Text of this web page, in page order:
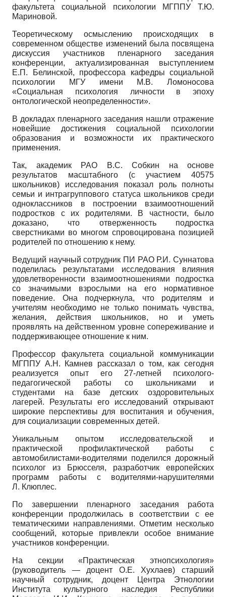
факультета социальной психологии МГППУ Т.Ю.
Мариновой.
Теоретическому осмыслению происходящих в
современном обществе изменений была посвящена
дискуссия участников пленарного заседания
конференции, актуализированная выступлением
Е.П. Белинской, профессора кафедры социальной
психологии МГУ имени М.В. Ломоносова
«Социальная психология личности в эпоху
онтологической неопределенности».
В докладах пленарного заседания нашли отражение
новейшие достижения социальной психологии
образования и возможности их практического
применения.
Так, академик РАО В.С. Собкин на основе
результатов масштабного (с участием 40575
школьников) исследования показал роль полноты
семьи и интрагруппового статуса школьников среди
одноклассников в построении взаимоотношений
подростков с их родителями. В частности, было
доказано, что отверженность подростка
сверстниками во многом спровоцирована позицией
родителей по отношению к нему.
Ведущий научный сотрудник ПИ РАО Р.И. Суннатова
поделилась результатами исследования влияния
удовлетворенности взаимоотношениями подростка
со значимыми взрослыми на его нормативное
поведение. Она подчеркнула, что родителям и
учителям необходимо не только понимать чувства,
желания, действия школьников, но и уметь
проявлять на действенном уровне сопереживание и
поддерживающее отношение к ним.
Профессор факультета социальной коммуникации
МГППУ А.Н. Камнев рассказал о том, как сегодня
реализуется опыт его 27-летней психолого-
педагогической работы со школьниками и
студентами на базе детских оздоровительных
лагерей. Результаты его исследований открывают
широкие перспективы для воспитания и обучения,
для социализации современных детей.
Уникальным опытом исследовательской и
практической профилактической работы с
автомобилистами-водителями поделился дорожный
психолог из Брюсселя, разработчик европейских
программ работы с водителями-нарушителями
Л. Клюплес.
По завершении пленарного заседания работа
конференции продолжилась в соответствии с ее
тематическими направлениями. Отметим несколько
сообщений, которые привлекли особое внимание
участников конференции.
На секции «Практическая этнопсихология»
(руководитель — доцент О.Е. Хухлаев) старший
научный сотрудник, доцент Центра Этнологии
Института культурного наследия Республики